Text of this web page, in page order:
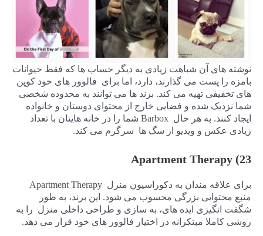
نوشته های آن شباهت زیادی به دیگر حساب ها که فقط حیوانات
بامزه را پست می گذارند، دارد، اما برای فالوور های خود کوپن
های تخفیفی تهیه می کند. برند ها می توانند به محدوده شخصی
شما نزدیک شده و فضایی خارج از محتوای دوستان و خانواده
ایجاد کنند. به هر حال Barbox شما را در خانه هایتان با تعداد
زیادی عکس و ویدیو از سگ ها سرگرم می کند.
23) Apartment Therapy
برای علاقه مندان به دکوراسیون منزل Apartment Therapy
منبع محتوایی بزرگی محسوب می شود. این برند، به طور
شگفت انگیزی ایده های، به سازی و طراحی داخلی منزل را به
روشی کاملا مبتکرانه در اختیار فالوور های خود قرار می دهد.